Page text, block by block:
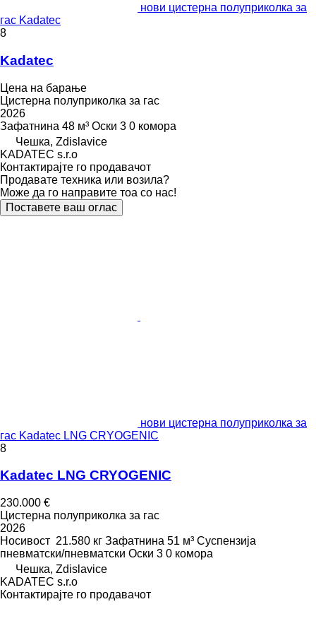
нови цистерна полуприколка за
гас Kadatec
8
Kadatec
Цена на барање
Цистерна полуприколка за гас
2026
Зафатнина 48 м³ Оски 3 0 комора
Чешка, Zdislavice
KADATEC s.r.o
Контактирајте го продавачот
Продавате техника или возила?
Може да го направите тоа со нас!
Поставете ваш оглас
нови цистерна полуприколка за
гас Kadatec LNG CRYOGENIC
8
Kadatec LNG CRYOGENIC
230.000 €
Цистерна полуприколка за гас
2026
Носивост 21.580 кг Зафатнина 51 м³ Суспензија
пневматски/пневматски Оски 3 0 комора
Чешка, Zdislavice
KADATEC s.r.o
Контактирајте го продавачот